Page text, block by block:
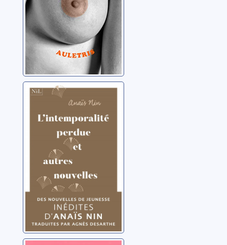
L'intemporalité
perdue et autres
nouvelles
Nin, Anaïs